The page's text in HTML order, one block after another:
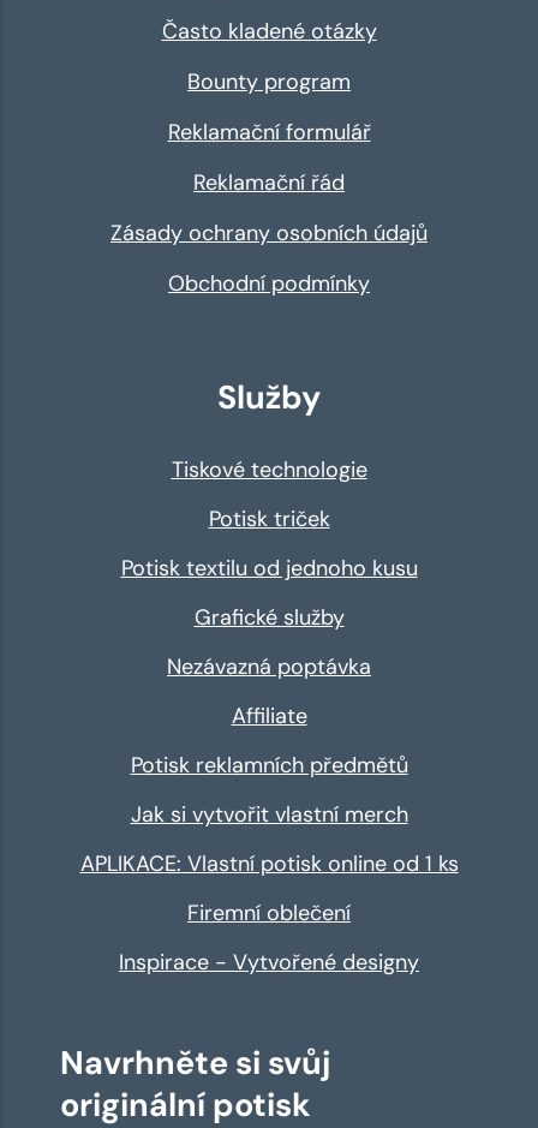
Často kladené otázky
Bounty program
Reklamační formulář
Reklamační řád
Zásady ochrany osobních údajů
Obchodní podmínky
Služby
Tiskové technologie
Potisk triček
Potisk textilu od jednoho kusu
Grafické služby
Nezávazná poptávka
Affiliate
Potisk reklamních předmětů
Jak si vytvořit vlastní merch
APLIKACE: Vlastní potisk online od 1 ks
Firemní oblečení
Inspirace - Vytvořené designy
Navrhněte si svůj
originální potisk